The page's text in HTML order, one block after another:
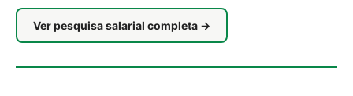
Ver pesquisa salarial completa →